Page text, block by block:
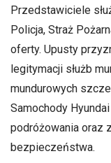
Przedstawiciele
Policja, Straż
oferty. Upusty
legitymacji służb
mundurowych
Samochody
podróżowania oraz
bezpieczeństwa.